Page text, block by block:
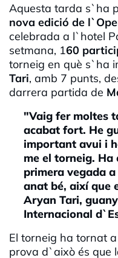
Aquesta tarda s`ha
nova edició de
celebrada a l`hotel
setmana, 160
torneig en què s`ha
Tari, amb 7 punts,
darrera partida de
"Vaig fer moltes
acabat fort. He
important avui i
me el torneig.
primera vegada
anat bé, així que
Aryan Tari,
Internacional
El torneig ha tornat
prova d`això és que